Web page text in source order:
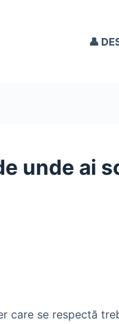
👤
unde ai
se respectă